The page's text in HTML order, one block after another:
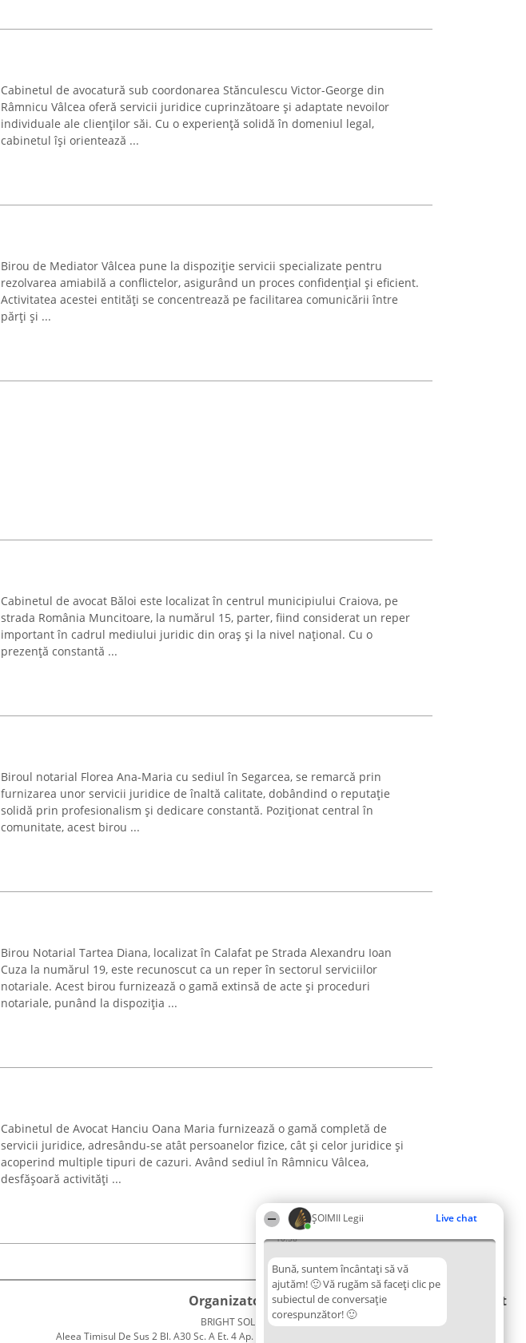
ȘOIMII Legii Live chat
10:38
Bună, suntem încântați să vă
ajutăm! 🙂 Vă rugăm să faceți clic pe
subiectul de conversație
corespunzător! 🙂
Cabinetul de avocatură sub coordonarea Stănculescu Victor-George din
Râmnicu Vâlcea oferă servicii juridice cuprinzătoare și adaptate nevoilor
individuale ale clienților săi. Cu o experiență solidă în domeniul legal,
cabinetul își orientează ...
Birou de Mediator Vâlcea pune la dispoziție servicii specializate pentru
rezolvarea amiabilă a conflictelor, asigurând un proces confidențial și eficient.
Activitatea acestei entități se concentrează pe facilitarea comunicării între
părți și ...
Cabinetul de avocat Băloi este localizat în centrul municipiului Craiova, pe
strada România Muncitoare, la numărul 15, parter, fiind considerat un reper
important în cadrul mediului juridic din oraș și la nivel național. Cu o
prezență constantă ...
Biroul notarial Florea Ana-Maria cu sediul în Segarcea, se remarcă prin
furnizarea unor servicii juridice de înaltă calitate, dobândind o reputație
solidă prin profesionalism și dedicare constantă. Poziționat central în
comunitate, acest birou ...
Birou Notarial Tartea Diana, localizat în Calafat pe Strada Alexandru Ioan
Cuza la numărul 19, este recunoscut ca un reper în sectorul serviciilor
notariale. Acest birou furnizează o gamă extinsă de acte și proceduri
notariale, punând la dispoziția ...
Cabinetul de Avocat Hanciu Oana Maria furnizează o gamă completă de
servicii juridice, adresându-se atât persoanelor fizice, cât și celor juridice și
acoperind multiple tipuri de cazuri. Având sediul în Râmnicu Vâlcea,
desfășoară activități ...
Organizator Ranking
BRIGHT SOLUTIONS BR SRL
Aleea Timisul De Sus 2 Bl. A30 Sc. A Et. 4 Ap. 13 Cod 061952
Plebiscyt Contact